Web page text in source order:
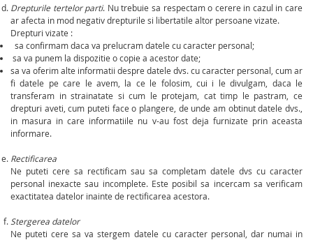
Drepturile tertelor parti. Nu trebuie sa respectam o cerere in cazul in care
ar afecta in mod negativ drepturile si libertatile altor persoane vizate.
Drepturi vizate :
sa confirmam daca va prelucram datele cu caracter personal;
sa va punem la dispozitie o copie a acestor date;
sa va oferim alte informatii despre datele dvs. cu caracter personal, cum ar
fi datele pe care le avem, la ce le folosim, cui i le divulgam, daca le
transferam in strainatate si cum le protejam, cat timp le pastram, ce
drepturi aveti, cum puteti face o plangere, de unde am obtinut datele dvs.,
in masura in care informatiile nu v-au fost deja furnizate prin aceasta
informare.
Rectificarea
Ne puteti cere sa rectificam sau sa completam datele dvs cu caracter
personal inexacte sau incomplete. Este posibil sa incercam sa verificam
exactitatea datelor inainte de rectificarea acestora.
Stergerea datelor
Ne puteti cere sa va stergem datele cu caracter personal, dar numai in